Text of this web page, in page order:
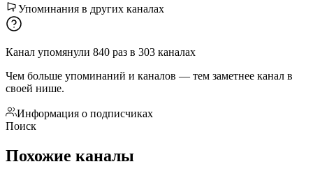
Упоминания в других каналах
Канал упомянули 840 раз в 303 каналах
Чем больше упоминаний и каналов — тем заметнее канал в
своей нише.
Информация о подписчиках
Поиск
Похожие каналы